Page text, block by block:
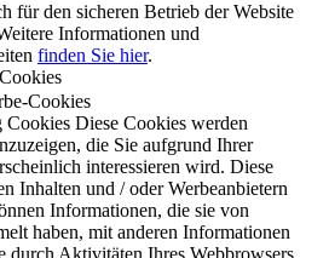
für den sicheren Betrieb der Website
Informationen und
finden Sie hier.
Cookies
Diese Cookies werden
die Sie aufgrund Ihrer
interessieren wird. Diese
Inhalten und / oder Werbeanbietern
Informationen, die sie von
haben, mit anderen Informationen